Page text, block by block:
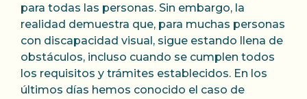
para todas las personas. Sin embargo, la
realidad demuestra que, para muchas personas
con discapacidad visual, sigue estando llena de
obstáculos, incluso cuando se cumplen todos
los requisitos y trámites establecidos. En los
últimos días hemos conocido el caso de